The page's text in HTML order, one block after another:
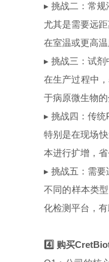
▸ 挑战二：常
尤其是需要远
在室温或更高
▸ 挑战三：试
在生产过程中
于病原微生物的
▸ 挑战四：传
特别是在现场
本进行扩增，
▸ 挑战五：需
不同的样本类
化检测平台，有
4️⃣ 购买